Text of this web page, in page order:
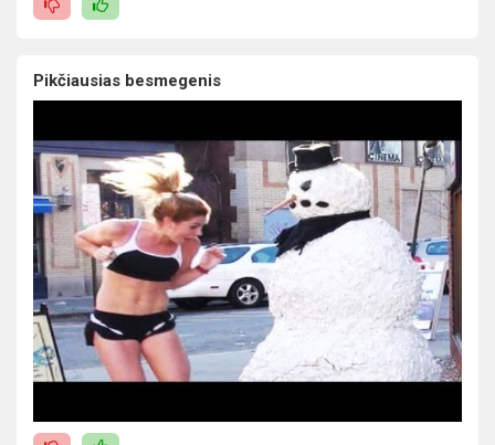
Pikčiausias besmegenis